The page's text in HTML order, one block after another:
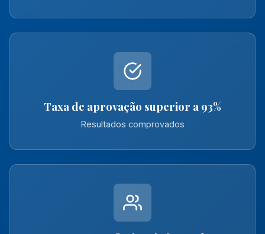
Taxa de aprovação superior a 93%
Resultados comprovados